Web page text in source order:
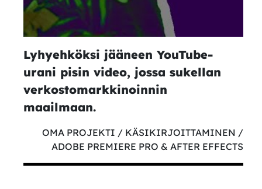
Lyhyehköksi jääneen YouTube-
urani pisin video, jossa sukellan
verkostomarkkinoinnin
maailmaan.
OMA PROJEKTI / KÄSIKIRJOITTAMINEN /
ADOBE PREMIERE PRO & AFTER EFFECTS